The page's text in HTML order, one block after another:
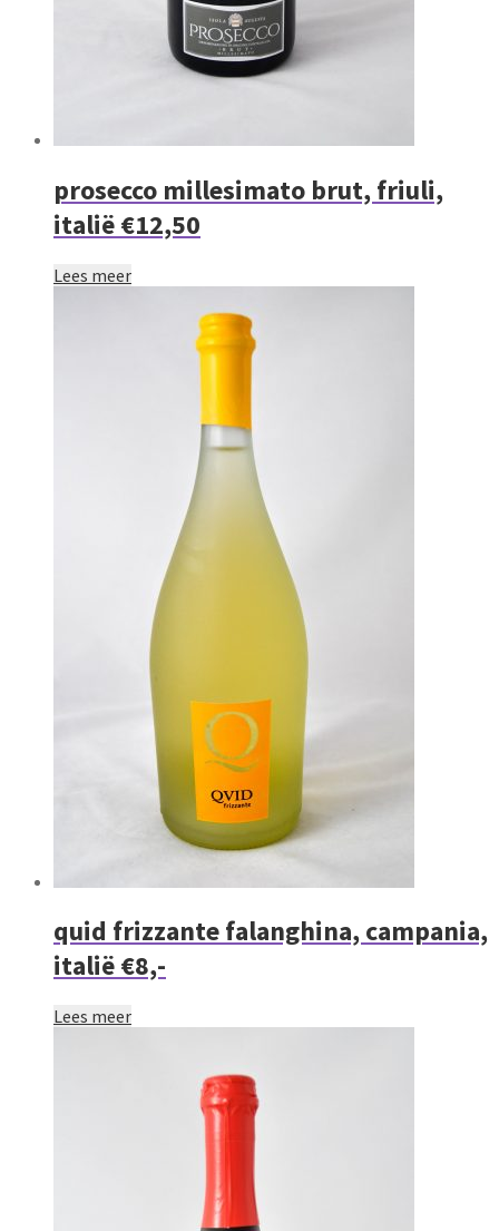
prosecco millesimato brut, friuli,
italië €12,50
Lees meer
quid frizzante falanghina, campania,
italië €8,-
Lees meer